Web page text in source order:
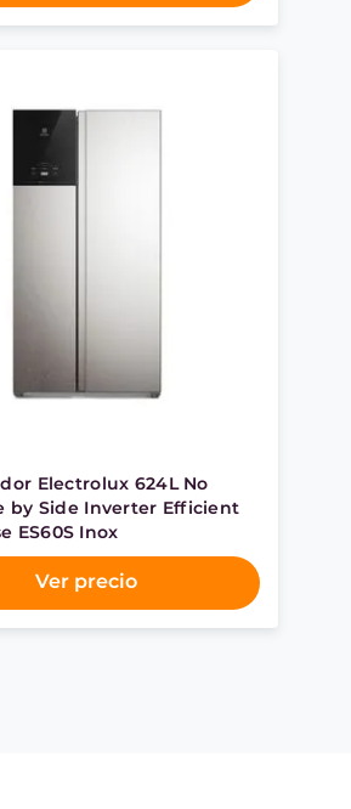
Electrolux 624L No
by Side Inverter Efficient
ES60S Inox
Ver precio